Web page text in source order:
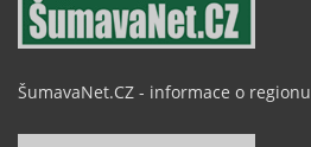
ŠumavaNet.CZ - informace o regionu